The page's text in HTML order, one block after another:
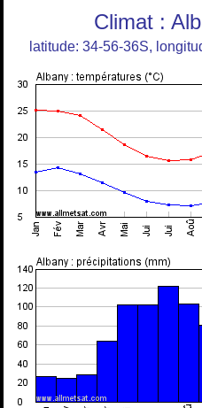
Climat :
latitude: 34-56-36S,